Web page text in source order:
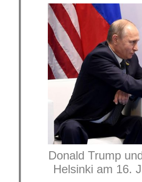
Donald Trump
Helsinki am 16.